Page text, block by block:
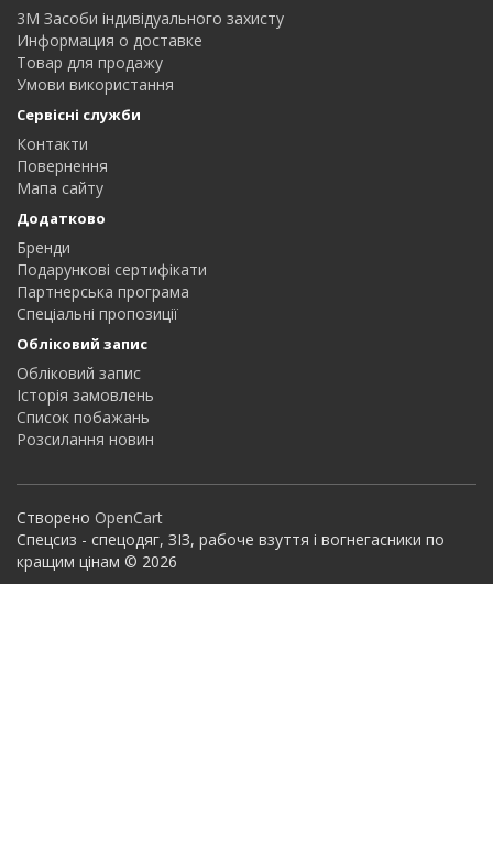
3M Засоби індивідуального захисту
Информация о доставке
Товар для продажу
Умови використання
Сервісні служби
Контакти
Повернення
Мапа сайту
Додатково
Бренди
Подарункові сертифікати
Партнерська програма
Спеціальні пропозиції
Обліковий запис
Обліковий запис
Історія замовлень
Список побажань
Розсилання новин
Створено OpenCart
Спецсиз - спецодяг, ЗІЗ, рабоче взуття і вогнегасники по
кращим цінам © 2026